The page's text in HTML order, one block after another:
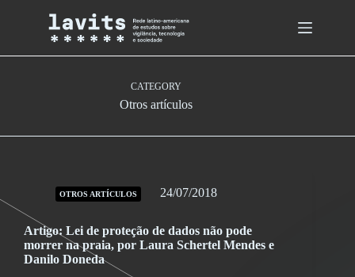
CATEGORY
Otros artículos
OTROS ARTÍCULOS 24/07/2018
Artigo: Lei de proteção de dados não pode
morrer na praia, por Laura Schertel Mendes e
Danilo Doneda